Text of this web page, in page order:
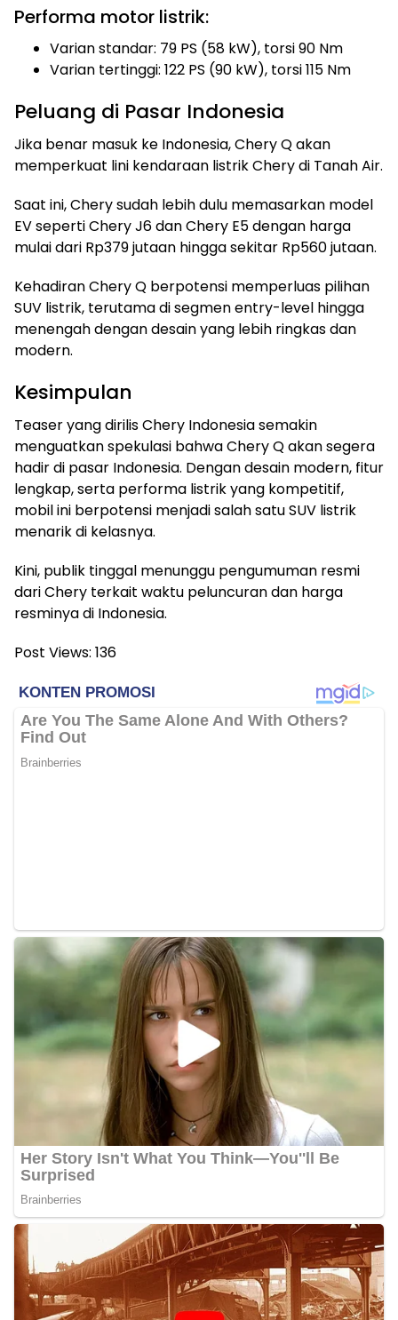
Performa motor listrik:
Varian standar: 79 PS (58 kW), torsi 90 Nm
Varian tertinggi: 122 PS (90 kW), torsi 115 Nm
Peluang di Pasar Indonesia
Jika benar masuk ke Indonesia, Chery Q akan
memperkuat lini kendaraan listrik Chery di Tanah Air.
Saat ini, Chery sudah lebih dulu memasarkan model
EV seperti Chery J6 dan Chery E5 dengan harga
mulai dari Rp379 jutaan hingga sekitar Rp560 jutaan.
Kehadiran Chery Q berpotensi memperluas pilihan
SUV listrik, terutama di segmen entry-level hingga
menengah dengan desain yang lebih ringkas dan
modern.
Kesimpulan
Teaser yang dirilis Chery Indonesia semakin
menguatkan spekulasi bahwa Chery Q akan segera
hadir di pasar Indonesia. Dengan desain modern, fitur
lengkap, serta performa listrik yang kompetitif,
mobil ini berpotensi menjadi salah satu SUV listrik
menarik di kelasnya.
Kini, publik tinggal menunggu pengumuman resmi
dari Chery terkait waktu peluncuran dan harga
resminya di Indonesia.
Post Views: 136